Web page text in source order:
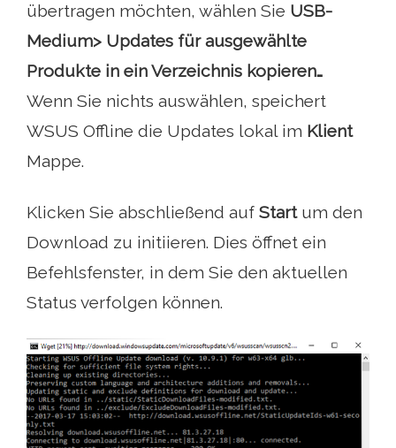
übertragen möchten, wählen Sie USB-
Medium> Updates für ausgewählte
Produkte in ein Verzeichnis kopieren…
Wenn Sie nichts auswählen, speichert
WSUS Offline die Updates lokal im Klient
Mappe.
Klicken Sie abschließend auf Startum den
Download zu initiieren. Dies öffnet ein
Befehlsfenster, in dem Sie den aktuellen
Status verfolgen können.